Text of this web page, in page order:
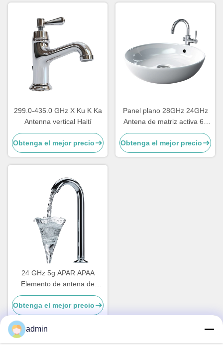
299.0-435.0 GHz X Ku K Ka
Antenna vertical Haití
Obtenga el mejor precio
Panel plano 28GHz 24GHz
Antena de matriz activa 64
Elementos de cobertura de
tierra de múltiples haces
Estación de tierra del
Obtenga el mejor precio
24 GHz 5g APAR APAA
Elemento de antena de
matriz activa de fase 3 6 Ka
Banda de escaneo de gran
angular
Obtenga el mejor precio
admin